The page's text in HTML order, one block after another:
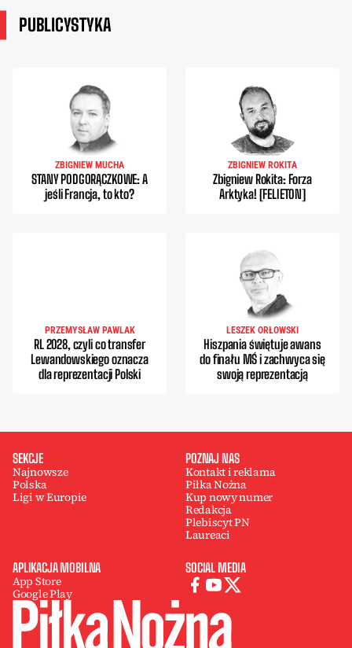
PUBLICYSTYKA
ZBIGNIEW MUCHA
STANY PODGORĄCZKOWE: A
jeśli Francja, to kto?
ZBIGNIEW ROKITA
Zbigniew Rokita: Forza
Arktyka! [FELIETON]
PRZEMYSŁAW PAWLAK
RL 2028, czyli co transfer
Lewandowskiego oznacza
dla reprezentacji Polski
LESZEK ORŁOWSKI
Hiszpania świętuje awans
do finału MŚ i zachwyca się
swoją reprezentacją
SEKCJE
Najnowsze
Polska
Ligi w Europie
POZNAJ NAS
Kontakt i reklama
Piłka Nożna
Kup nowy numer
Redakcja
Plebiscyt PN
Laureaci
APLIKACJA MOBILNA
App Store
Google Play
SOCIAL MEDIA